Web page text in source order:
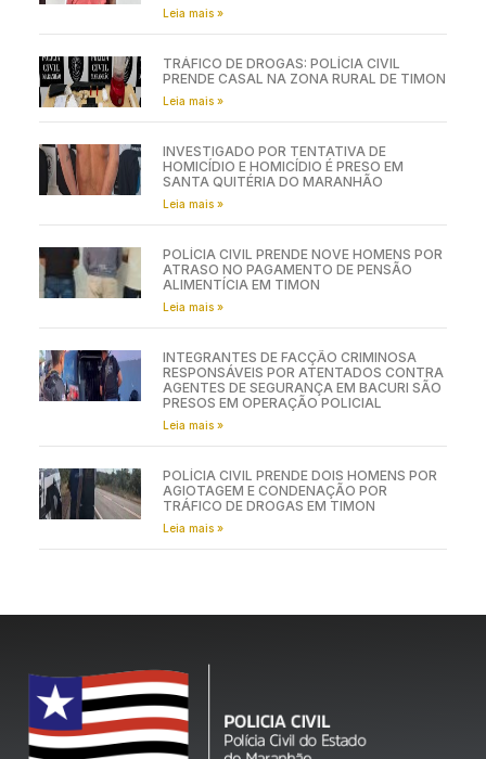
Leia mais »
TRÁFICO DE DROGAS: POLÍCIA CIVIL
PRENDE CASAL NA ZONA RURAL DE TIMON
Leia mais »
INVESTIGADO POR TENTATIVA DE
HOMICÍDIO E HOMICÍDIO É PRESO EM
SANTA QUITÉRIA DO MARANHÃO
Leia mais »
POLÍCIA CIVIL PRENDE NOVE HOMENS POR
ATRASO NO PAGAMENTO DE PENSÃO
ALIMENTÍCIA EM TIMON
Leia mais »
INTEGRANTES DE FACÇÃO CRIMINOSA
RESPONSÁVEIS POR ATENTADOS CONTRA
AGENTES DE SEGURANÇA EM BACURI SÃO
PRESOS EM OPERAÇÃO POLICIAL
Leia mais »
POLÍCIA CIVIL PRENDE DOIS HOMENS POR
AGIOTAGEM E CONDENAÇÃO POR
TRÁFICO DE DROGAS EM TIMON
Leia mais »